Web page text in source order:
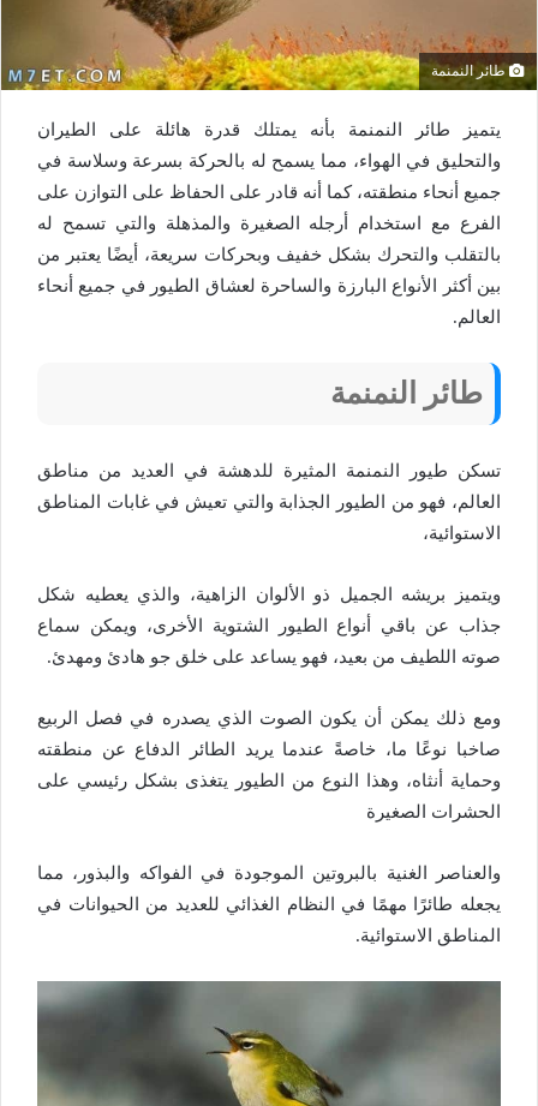
طائر النمنمة
يتميز طائر النمنمة بأنه يمتلك قدرة هائلة على الطيران
والتحليق في الهواء، مما يسمح له بالحركة بسرعة وسلاسة في
جميع أنحاء منطقته، كما أنه قادر على الحفاظ على التوازن على
الفرع مع استخدام أرجله الصغيرة والمذهلة والتي تسمح له
بالتقلب والتحرك بشكل خفيف وبحركات سريعة، أيضًا يعتبر من
بين أكثر الأنواع البارزة والساحرة لعشاق الطيور في جميع أنحاء
العالم.
طائر النمنمة
تسكن طيور النمنمة المثيرة للدهشة في العديد من مناطق
العالم، فهو من الطيور الجذابة والتي تعيش في غابات المناطق
الاستوائية،
ويتميز بريشه الجميل ذو الألوان الزاهية، والذي يعطيه شكل
جذاب عن باقي أنواع الطيور الشتوية الأخرى، ويمكن سماع
صوته اللطيف من بعيد، فهو يساعد على خلق جو هادئ ومهدئ.
ومع ذلك يمكن أن يكون الصوت الذي يصدره في فصل الربيع
صاخبا نوعًا ما، خاصةً عندما يريد الطائر الدفاع عن منطقته
وحماية أنثاه، وهذا النوع من الطيور يتغذى بشكل رئيسي على
الحشرات الصغيرة
والعناصر الغنية بالبروتين الموجودة في الفواكه والبذور، مما
يجعله طائرًا مهمًا في النظام الغذائي للعديد من الحيوانات في
المناطق الاستوائية.